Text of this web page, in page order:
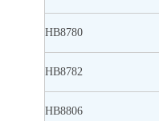
HB8780
HB8782
HB8806